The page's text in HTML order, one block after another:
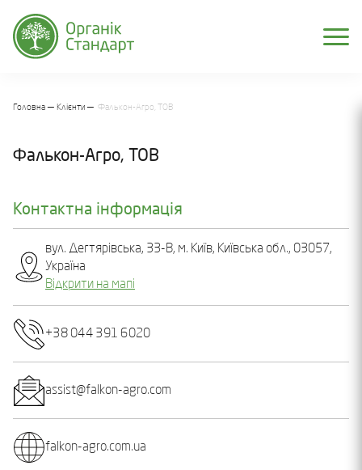
Головна Клієнти Фалькон-Агро, ТОВ
Фалькон-Агро, ТОВ
Контактна інформація
вул. Дегтярівська, 33-В, м. Київ, Київська обл., 03057,
Україна
Відкрити на мапі
+38 044 391 6020
assist@falkon-agro.com
falkon-agro.com.ua